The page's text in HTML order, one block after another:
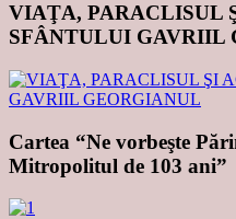
VIAŢA, PARACLISUL
SFÂNTULUI GAVRIIL
Cartea “Ne vorbeşte
Mitropolitul de 103 ani”